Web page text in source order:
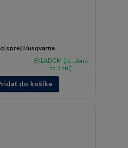
sprej Husqvarna
SKLADOM (doručenie
do 3 dní)
do košíka